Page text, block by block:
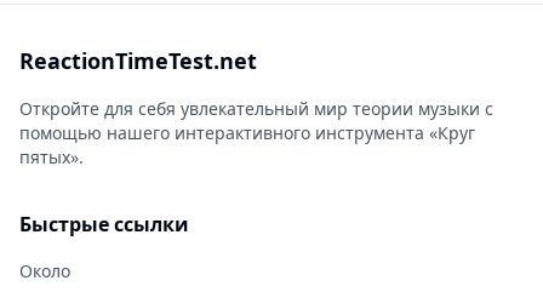
ReactionTimeTest.net
Откройте для себя увлекательный мир теории музыки с
помощью нашего интерактивного инструмента «Круг
пятых».
Быстрые ссылки
Около